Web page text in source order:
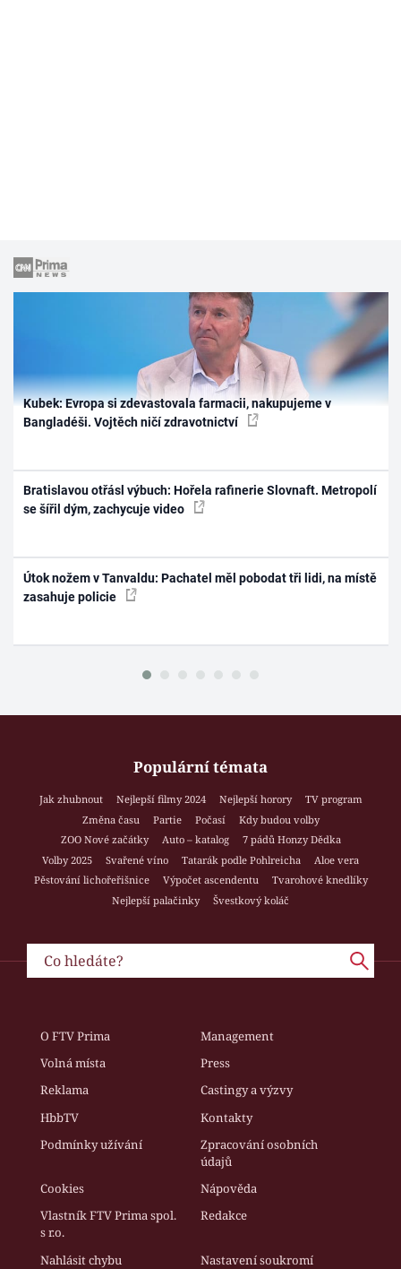
Kubek: Evropa si zdevastovala farmacii, nakupujeme v
Bangladéši. Vojtěch ničí zdravotnictví
Bratislavou otřásl výbuch: Hořela rafinerie Slovnaft. Metropolí
se šířil dým, zachycuje video
Útok nožem v Tanvaldu: Pachatel měl pobodat tři lidi, na místě
zasahuje policie
Populární témata
Jak zhubnout Nejlepší filmy 2024 Nejlepší horory
TV program
Změna času
Partie Počasí
Kdy budou volby
ZOO Nové začátky
Auto – katalog
7 pádů Honzy Dědka
Volby 2025
Svařené víno Tatarák podle Pohlreicha
Aloe vera
Pěstování lichořeřišnice
Výpočet ascendentu
Tvarohové knedlíky
Nejlepší palačinky
Švestkový koláč
O FTV Prima
Management
Volná místa
Press
Reklama
Castingy a výzvy
HbbTV
Kontakty
Podmínky užívání
Zpracování osobních
údajů
Cookies
Nápověda
Vlastník FTV Prima spol.
s r.o.
Redakce
Nahlásit chybu Nastavení soukromí